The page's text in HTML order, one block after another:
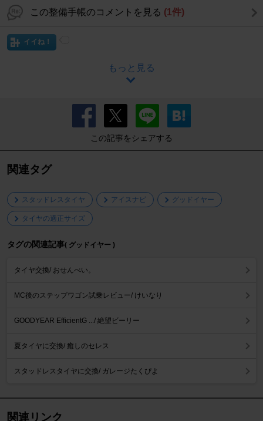
この整備手帳のコメントを見る (1件)
イイね！
もっと見る
この記事をシェアする
関連タグ
スタッドレスタイヤ アイスナビ グッドイヤー
タイヤの適正サイズ
タグの関連記事( グッドイヤー )
タイヤ交換/ おせんべい。
MC後のステップワゴン試乗レビュー/ けいなり
GOODYEAR EfficientG .../ 絶望ビーリー
夏タイヤに交換/ 癒しのセレス
スタッドレスタイヤに交換/ ガレージたくぴよ
関連リンク